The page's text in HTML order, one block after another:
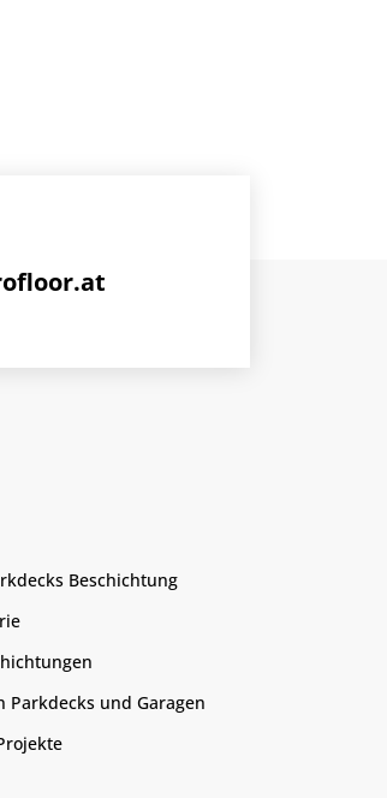
Beschichtung
Parkdecks und Garagen